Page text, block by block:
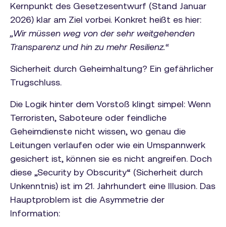
Kernpunkt des Gesetzesentwurf (Stand Januar
2026) klar am Ziel vorbei. Konkret heißt es hier:
„Wir müssen weg von der sehr weitgehenden
Transparenz und hin zu mehr Resilienz.“
Sicherheit durch Geheimhaltung? Ein gefährlicher
Trugschluss.
Die Logik hinter dem Vorstoß klingt simpel: Wenn
Terroristen, Saboteure oder feindliche
Geheimdienste nicht wissen, wo genau die
Leitungen verlaufen oder wie ein Umspannwerk
gesichert ist, können sie es nicht angreifen. Doch
diese „Security by Obscurity“ (Sicherheit durch
Unkenntnis) ist im 21. Jahrhundert eine Illusion. Das
Hauptproblem ist die Asymmetrie der
Information: